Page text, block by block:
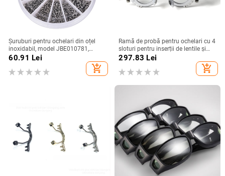
Șuruburi pentru ochelari din oțel
inoxidabil, model JBE010781,
pentru înot, schi, alpinism, călătorii
60.91 Lei
add_shopping_cart
Ramă de probă pentru ochelari cu 4
sloturi pentru inserții de lentile și
distanță interpupiliară reglabilă de
297.83 Lei
add_shopping_cart